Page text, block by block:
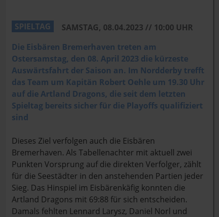
SPIELTAG
SAMSTAG, 08.04.2023 // 10:00 UHR
Die Eisbären Bremerhaven treten am
Ostersamstag, den 08. April 2023 die kürzeste
Auswärtsfahrt der Saison an. Im Nordderby trefft
das Team um Kapitän Robert Oehle um 19.30 Uhr
auf die Artland Dragons, die seit dem letzten
Spieltag bereits sicher für die Playoffs qualifiziert
sind
Dieses Ziel verfolgen auch die Eisbären
Bremerhaven. Als Tabellenachter mit aktuell zwei
Punkten Vorsprung auf die direkten Verfolger, zählt
für die Seestädter in den anstehenden Partien jeder
Sieg. Das Hinspiel im Eisbärenkäfig konnten die
Artland Dragons mit 69:88 für sich entscheiden.
Damals fehlten Lennard Larysz, Daniel Norl und